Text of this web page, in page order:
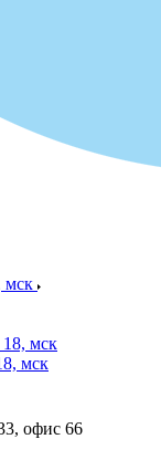
мск
мск
мск
офис 66